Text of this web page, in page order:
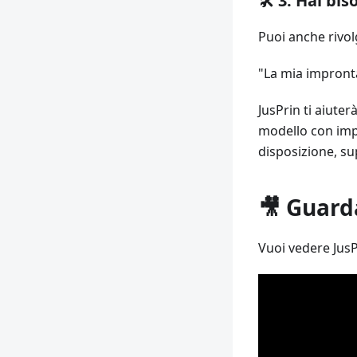
Puoi anche
"La mia
JusPrin ti
modello con
disposizione,
🎥
Vuoi vedere